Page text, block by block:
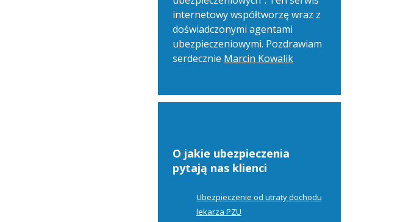
internetowy współtworzę wraz z
doświadczonymi agentami
ubezpieczeniowymi. Pozdrawiam
serdecznie Marcin Kowalik
O jakie ubezpieczenia
pytają nas klienci
Ubezpieczenie od utraty dochodu
lekarza PZU